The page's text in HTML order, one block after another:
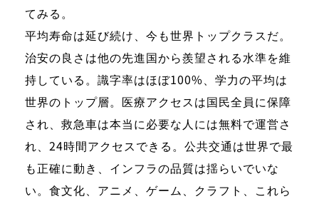
てみる。
平均寿命は延び続け、今も世界トップクラスだ。
治安の良さは他の先進国から羨望される水準を維
持している。識字率はほぼ100%、学力の平均は
世界のトップ層。医療アクセスは国民全員に保障
され、救急車は本当に必要な人には無料で運営さ
れ、24時間アクセスできる。公共交通は世界で最
も正確に動き、インフラの品質は揺らいでいな
い。食文化、アニメ、ゲーム、クラフト、これら